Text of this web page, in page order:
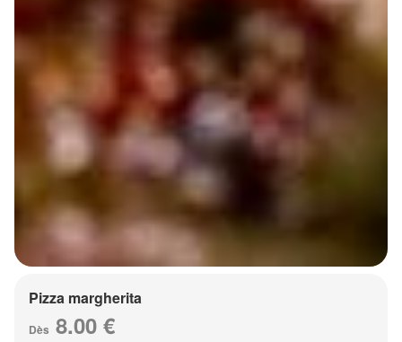
Pizza margherita
Dès 8.00 €